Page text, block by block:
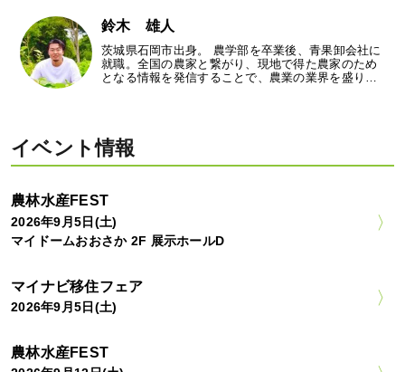
鈴木 雄人
茨城県石岡市出身。 農学部を卒業後、青果卸会社に
就職。全国の農家と繋がり、現地で得た農家のため
となる情報を発信することで、農業の業界を盛り…
イベント情報
農林水産FEST
2026年9月5日(土)
マイドームおおさか 2F 展示ホールD
マイナビ移住フェア
2026年9月5日(土)
農林水産FEST